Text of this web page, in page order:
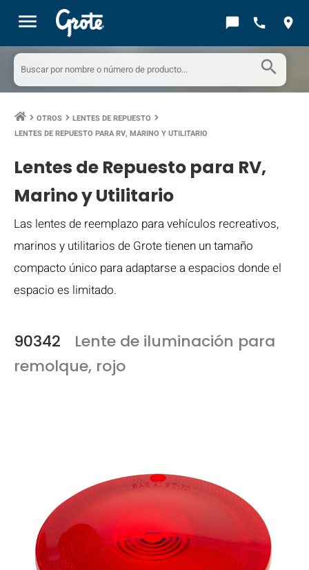
menu chat_bubble call location_on
search
keyboard_arrow_right OTROS keyboard_arrow_right LENTES DE REPUESTO keyboard_arrow_right
LENTES DE REPUESTO PARA RV, MARINO Y UTILITARIO
Lentes de Repuesto para RV,
Marino y Utilitario
Las lentes de reemplazo para vehículos recreativos,
marinos y utilitarios de Grote tienen un tamaño
compacto único para adaptarse a espacios donde el
espacio es limitado.
90342
Lente de iluminación para
remolque, rojo